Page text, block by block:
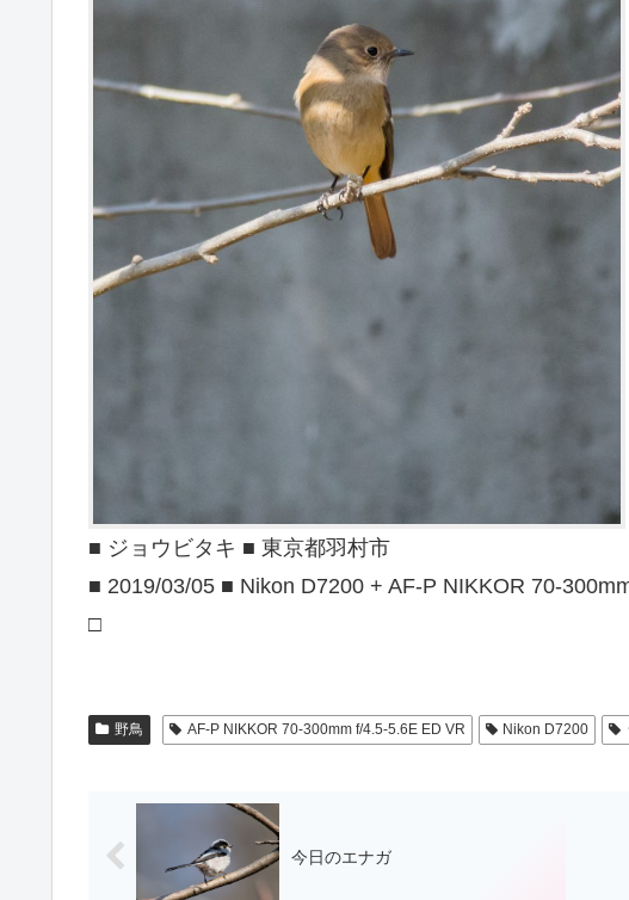
■ ジョウビタキ ■ 東京都羽村市
■ 2019/03/05 ■ Nikon D7200 + AF-P NIKKOR 70-
□
野鳥 AF-P NIKKOR 70-300mm f/4.5-5.6E ED VR Nikon D7200
今日のエナガ